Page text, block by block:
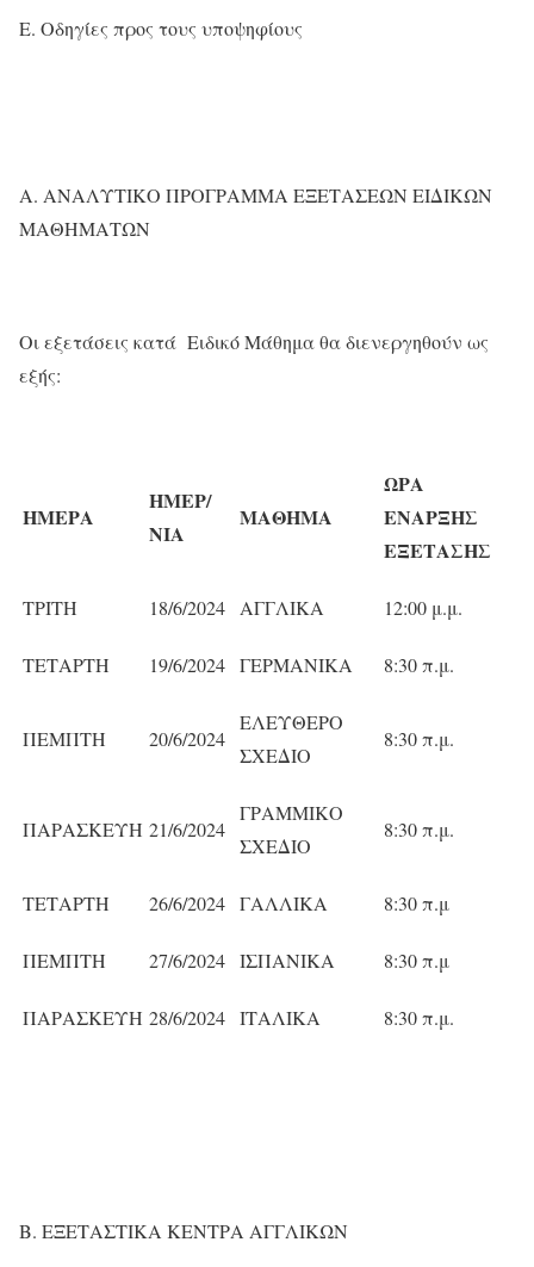
Ε. Οδηγίες προς τους υποψηφίους
Α. ΑΝΑΛΥΤΙΚΟ ΠΡΟΓΡΑΜΜΑ ΕΞΕΤΑΣΕΩΝ ΕΙΔΙΚΩΝ
ΜΑΘΗΜΑΤΩΝ
Οι εξετάσεις κατά Ειδικό Μάθημα θα διενεργηθούν ως
εξής:
ΗΜΕΡΑ
ΗΜΕΡ/
ΝΙΑ
ΜΑΘΗΜΑ
ΩΡΑ
ΕΝΑΡΞΗΣ
ΕΞΕΤΑΣΗΣ
ΤΡΙΤΗ 18/6/2024 ΑΓΓΛΙΚΑ 12:00 μ.μ.
ΤΕΤΑΡΤΗ 19/6/2024 ΓΕΡΜΑΝΙΚΑ 8:30 π.μ.
ΠΕΜΠΤΗ 20/6/2024
ΕΛΕΥΘΕΡΟ
ΣΧΕΔΙΟ
8:30 π.μ.
ΠΑΡΑΣΚΕΥΗ 21/6/2024
ΓΡΑΜΜΙΚΟ
ΣΧΕΔΙΟ
8:30 π.μ.
ΤΕΤΑΡΤΗ 26/6/2024 ΓΑΛΛΙΚΑ 8:30 π.μ
ΠΕΜΠΤΗ 27/6/2024 ΙΣΠΑΝΙΚΑ 8:30 π.μ
ΠΑΡΑΣΚΕΥΗ 28/6/2024 ΙΤΑΛΙΚΑ 8:30 π.μ.
Β. ΕΞΕΤΑΣΤΙΚΑ ΚΕΝΤΡΑ ΑΓΓΛΙΚΩΝ